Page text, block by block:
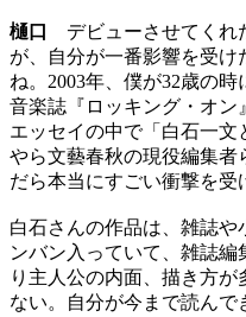
樋口
デビューさせてくれ
が、自分が一番影響を受
ね。2003年、僕が32歳の
音楽誌『ロッキング・オン
エッセイの中で「白石一文
やら文藝春秋の現役編集者
だら本当にすごい衝撃を受
白石さんの作品は、雑誌
ンバン入っていて、雑誌編
り主人公の内面、描き方
ない。自分が今まで読んで